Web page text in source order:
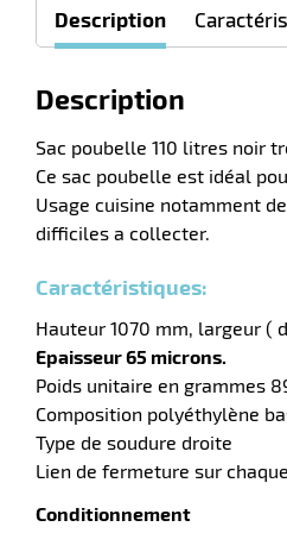
Description
Description
Sac poubelle 110 litres noir
Ce sac poubelle est idéal
Usage cuisine notamment
difficiles a collecter.
Caractéristiques:
Hauteur 1070 mm, largeur (
Epaisseur 65 microns.
Poids unitaire en grammes
Composition polyéthylène
Type de soudure droite
Lien de fermeture sur
Conditionnement